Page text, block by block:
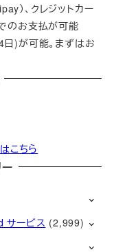
）、クレジットカー
のお支払が可能
)が可能。まずはお
こちら
ービス (2,999)